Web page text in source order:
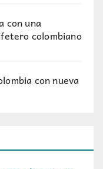
con una
colombiano
con nueva